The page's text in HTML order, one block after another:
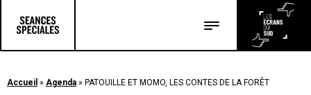
Accueil » Agenda » PATOUILLE ET MOMO, LES CONTES DE LA FORÊT